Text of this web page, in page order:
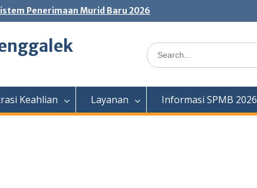
Penerimaan Murid Baru 2026
Search
for:
Keahlian Layanan Informasi SPMB 2026